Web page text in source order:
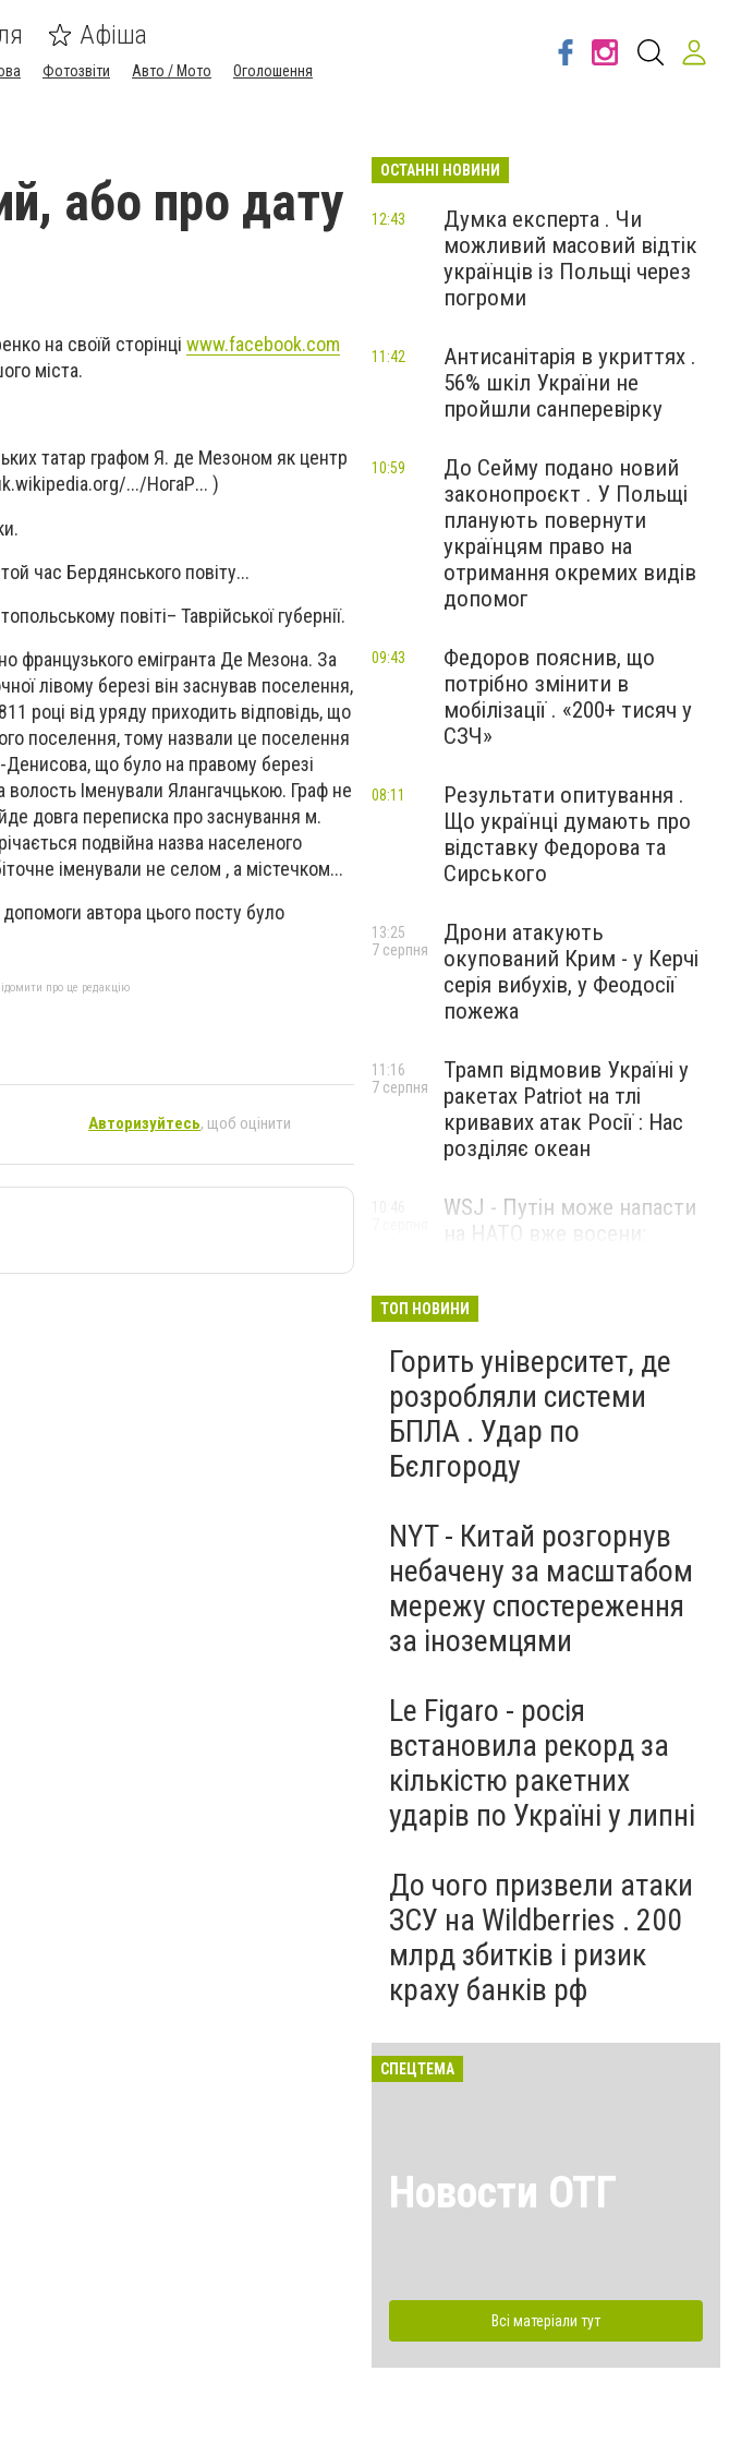
Афіша
Фотозвіти Авто / Мото Оголошення
або про дату
на своїй сторінці www.facebook.com
міста.
татар графом Я. де Мезоном як центр
.../НогаР... )
час Бердянського повіту...
повіті– Таврійської губернії.
французького емігранта Де Мезона. За
лівому березі він заснував поселення,
році від уряду приходить відповідь, що
поселення, тому назвали це поселення
що було на правому березі
Іменували Ялангачцькою. Граф не
довга переписка про заснування м.
подвійна назва населеного
іменували не селом , а містечком...
автора цього посту було
про це редакцію
Авторизуйтесь, щоб оцінити
ОСТАННІ НОВИНИ
Думка експерта . Чи
можливий масовий відтік
українців із Польщі через
погроми
12:43
Антисанітарія в укриттях .
56% шкіл України не
пройшли санперевірку
11:42
До Сейму подано новий
законопроєкт . У Польщі
планують повернути
українцям право на
отримання окремих видів
допомог
10:59
Федоров пояснив, що
потрібно змінити в
мобілізації . «200+ тисяч у
СЗЧ»
09:43
Результати опитування .
Що українці думають про
відставку Федорова та
Сирського
08:11
Дрони атакують
окупований Крим - у Керчі
серія вибухів, у Феодосії
пожежа
13:25
7 серпня
Трамп відмовив Україні у
ракетах Patriot на тлі
кривавих атак Росії : Нас
розділяє океан
11:16
7 серпня
WSJ - Путін може напасти
на НАТО вже восени:
ТОП НОВИНИ
Горить університет, де
розробляли системи
БПЛА . Удар по
Бєлгороду
NYT - Китай розгорнув
небачену за масштабом
мережу спостереження
за іноземцями
Le Figaro - росія
встановила рекорд за
кількістю ракетних
ударів по Україні у липні
До чого призвели атаки
ЗСУ на Wildberries . 200
млрд збитків і ризик
краху банків рф
СПЕЦТЕМА
Новости ОТГ
Всі матеріали тут